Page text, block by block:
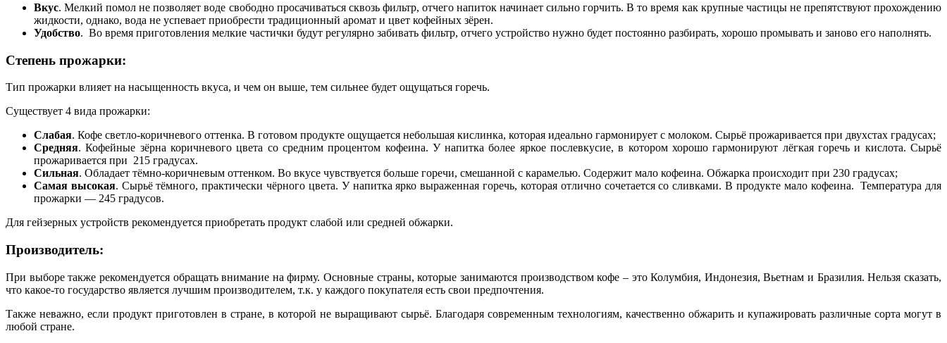
Вкус. Мелкий помол не позволяет воде свободно просачиваться сквозь фильтр, отчего напиток начинает сильно горчить. В то время как крупные частицы не препятствуют прохождению
жидкости, однако, вода не успевает приобрести традиционный аромат и цвет кофейных зёрен.
Удобство. Во время приготовления мелкие частички будут регулярно забивать фильтр, отчего устройство нужно будет постоянно разбирать, хорошо промывать и заново его наполнять.
Степень прожарки:
Тип прожарки влияет на насыщенность вкуса, и чем он выше, тем сильнее будет ощущаться горечь.
Существует 4 вида прожарки:
Слабая. Кофе светло-коричневого оттенка. В готовом продукте ощущается небольшая кислинка, которая идеально гармонирует с молоком. Сырьё прожаривается при двухстах градусах;
Средняя. Кофейные зёрна коричневого цвета со средним процентом кофеина. У напитка более яркое послевкусие, в котором хорошо гармонируют лёгкая горечь и кислота. Сырьё
прожаривается при 215 градусах.
Сильная. Обладает тёмно-коричневым оттенком. Во вкусе чувствуется больше горечи, смешанной с карамелью. Содержит мало кофеина. Обжарка происходит при 230 градусах;
Самая высокая. Сырьё тёмного, практически чёрного цвета. У напитка ярко выраженная горечь, которая отлично сочетается со сливками. В продукте мало кофеина. Температура для
прожарки — 245 градусов.
Для гейзерных устройств рекомендуется приобретать продукт слабой или средней обжарки.
Производитель:
При выборе также рекомендуется обращать внимание на фирму. Основные страны, которые занимаются производством кофе – это Колумбия, Индонезия, Вьетнам и Бразилия. Нельзя сказать,
что какое-то государство является лучшим производителем, т.к. у каждого покупателя есть свои предпочтения.
Также неважно, если продукт приготовлен в стране, в которой не выращивают сырьё. Благодаря современным технологиям, качественно обжарить и купажировать различные сорта могут в
любой стране.